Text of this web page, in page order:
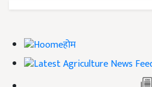
होम